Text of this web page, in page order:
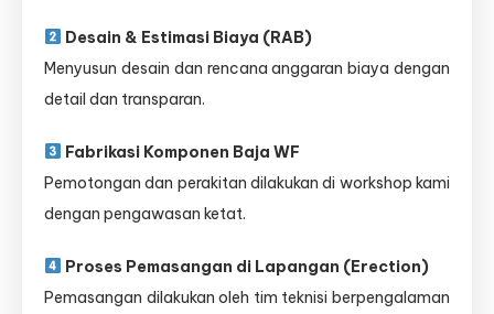
Desain & Estimasi Biaya (RAB)
Menyusun desain dan rencana anggaran biaya dengan
detail dan transparan.
Fabrikasi Komponen Baja WF
Pemotongan dan perakitan dilakukan di workshop kami
dengan pengawasan ketat.
Proses Pemasangan di Lapangan (Erection)
Pemasangan dilakukan oleh tim teknisi berpengalaman